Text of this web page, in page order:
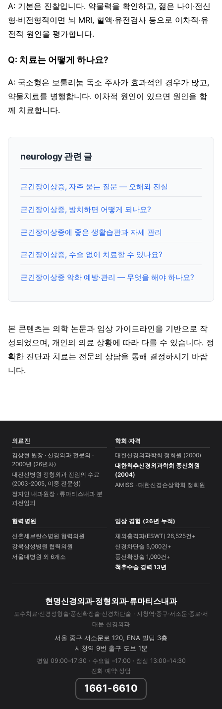
A: 기본은 진찰입니다. 약물력을 확인하고, 젊은 나이·전신
형·비전형적이면 뇌 MRI, 혈액·유전검사 등으로 이차적·유
전적 원인을 평가합니다.
Q: 치료는 어떻게 하나요?
A: 국소형은 보툴리눔 독소 주사가 효과적인 경우가 많고,
약물치료를 병행합니다. 이차적 원인이 있으면 원인을 함
께 치료합니다.
neurology 관련 글
근긴장이상증, 자주 묻는 질문 — 오해와 진실
근긴장이상증, 방치하면 어떻게 되나요?
근긴장이상증에 좋은 생활습관과 자세 관리
근긴장이상증, 수술 없이 치료할 수 있나요?
근긴장이상증 악화 예방·관리 — 무엇을 해야 하나요?
본 콘텐츠는 의학 논문과 임상 가이드라인을 기반으로 작
성되었으며, 개인의 의료 상황에 따라 다를 수 있습니다. 정
확한 진단과 치료는 전문의 상담을 통해 결정하시기 바랍
니다.
의료진
김상현 원장 · 신경외과 전문의 ·
2000년 (26년차)
대전선병원 정형외과 전임의 수료
(2003-2005, 이중 전문성)
정지인 내과원장 · 류마티스내과 분
과전임의
학회·자격
대한신경외과학회 정회원 (2000)
대한척추신경외과학회 종신회원
(2004)
AMISS · 대한신경손상학회 정회원
협력병원
신촌세브란스병원 협력의원
강북삼성병원 협력의원
서울대병원 외 6개소
임상 경험 (26년 누적)
체외충격파(ESWT) 26,525건+
신경차단술 5,000건+
풍선확장술 1,000건+
척추수술 경력 13년
현명신경외과·정형외과·류마티스내과
도수치료·신경성형술·풍선확장술·신경차단술 · 시청역·중구·서소문·종로·서
대문 신경외과
서울 중구 서소문로 120, ENA 빌딩 3층
시청역 9번 출구 도보 1분
평일 09:00–17:30 · 수요일 –17:00 · 점심 13:00–14:30
전화 예약·상담
1661-6610